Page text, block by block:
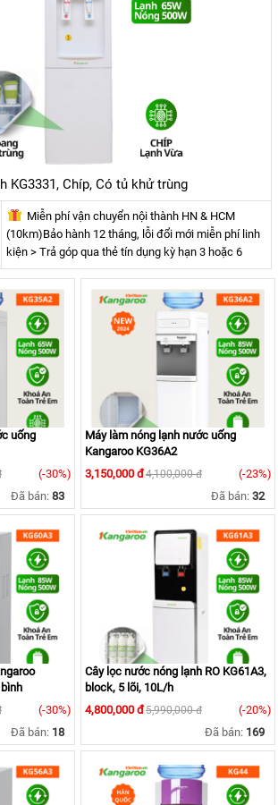
KG3331, Chíp, Có tủ khử trùng
Miễn phí vận chuyển nội thành HN & HCM
(10km)Bảo hành 12 tháng, lỗi đổi mới miễn phí linh
kiện > Trả góp qua thẻ tín dụng kỳ hạn 3 hoặc 6
tháng không mất phí (Không áp dụng cùng các
khuyến mãi khác).* Lưu ý: Khách hàng ngoại tỉnh
cần đặt cọc trước 100.00Đ - 200.000Đ phí vận
chuyển.
uống
(-30%)
Đã bán: 83
Máy làm nóng lạnh nước uống
Kangaroo KG36A2
3,150,000 đ4,100,000 đ
(-23%)
Đã bán: 32
(-30%)
Đã bán: 18
Cây lọc nước nóng lạnh RO KG61A3,
block, 5 lõi, 10L/h
4,800,000 đ5,990,000 đ
(-20%)
Đã bán: 169